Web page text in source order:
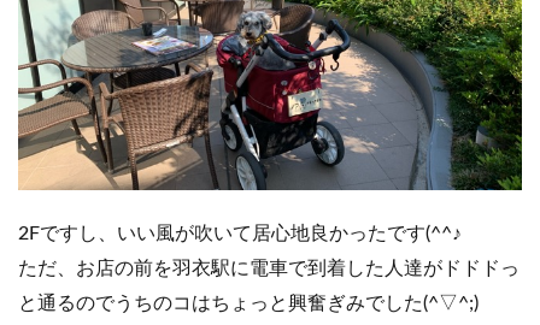
2Fですし、いい風が吹いて居心地良かったです(^^♪
ただ、お店の前を羽衣駅に電車で到着した人達がドドドっ
と通るのでうちのコはちょっと興奮ぎみでした(^▽^;)